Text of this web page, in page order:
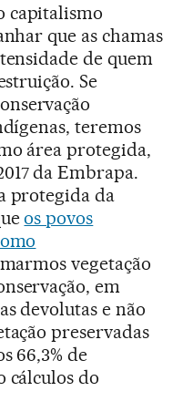
capitalismo
que as chamas
de quem
Se
teremos
área protegida,
da Embrapa.
protegida da
os povos
vegetação
em
devolutas e não
preservadas
66,3% de
cálculos do